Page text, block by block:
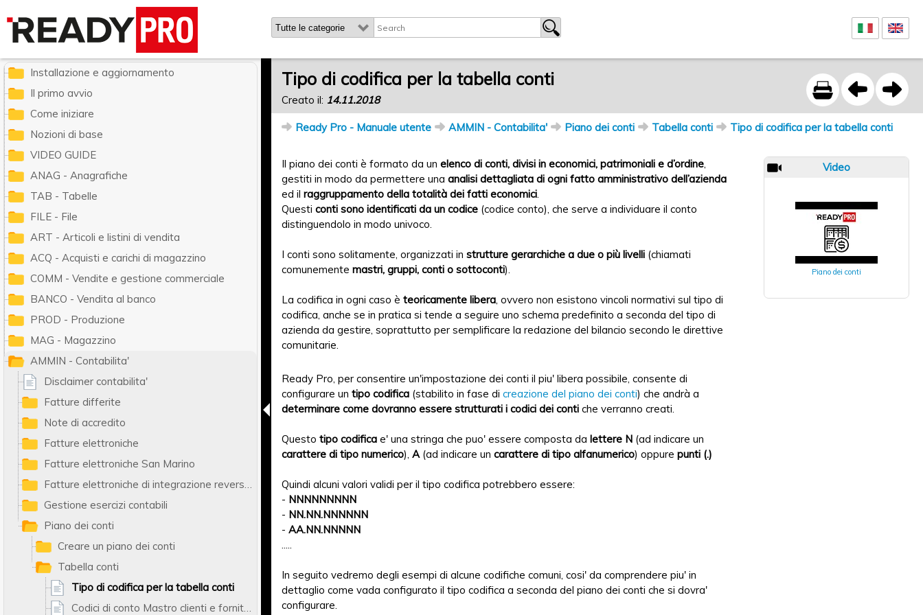
Tipo di codifica per la tabella conti
Creato il: 14.11.2018
Ready Pro - Manuale utente AMMIN - Contabilita' Piano dei conti Tabella conti Tipo di codifica per la tabella conti
Il piano dei conti è formato da un elenco di conti, divisi in economici, patrimoniali e d’ordine,
gestiti in modo da permettere una analisi dettagliata di ogni fatto amministrativo dell’azienda
ed il raggruppamento della totalità dei fatti economici.
Questi conti sono identificati da un codice (codice conto), che serve a individuare il conto
distinguendolo in modo univoco.
I conti sono solitamente, organizzati in strutture gerarchiche a due o più livelli (chiamati
comunemente mastri, gruppi, conti o sottoconti).
La codifica in ogni caso è teoricamente libera, ovvero non esistono vincoli normativi sul tipo di
codifica, anche se in pratica si tende a seguire uno schema predefinito a seconda del tipo di
azienda da gestire, soprattutto per semplificare la redazione del bilancio secondo le direttive
comunitarie.
Ready Pro, per consentire un'impostazione dei conti il piu' libera possibile, consente di
configurare un tipo codifica (stabilito in fase di creazione del piano dei conti) che andrà a
determinare come dovranno essere strutturati i codici dei conti che verranno creati.
Questo tipo codifica e' una stringa che puo' essere composta da lettere N (ad indicare un
carattere di tipo numerico), A(ad indicare un carattere di tipo alfanumerico) oppure punti (.)
Quindi alcuni valori validi per il tipo codifica potrebbero essere:
- NNNNNNNNN
- NN.NN.NNNNNN
- AA.NN.NNNNN
.....
In seguito vedremo degli esempi di alcune codifiche comuni, cosi' da comprendere piu' in
dettaglio come vada configurato il tipo codifica a seconda del piano dei conti che si dovra'
configurare.
Video
Piano dei conti
Ready Pro - Manuale utente
Installazione e aggiornamento
Il primo avvio
Come iniziare
Nozioni di base
VIDEO GUIDE
ANAG - Anagrafiche
TAB - Tabelle
FILE - File
ART - Articoli e listini di vendita
ACQ - Acquisti e carichi di magazzino
COMM - Vendite e gestione commerciale
BANCO - Vendita al banco
PROD - Produzione
MAG - Magazzino
AMMIN - Contabilita'
Disclaimer contabilita'
Fatture differite
Note di accredito
Fatture elettroniche
Fatture elettroniche San Marino
Fatture elettroniche di integrazione reverse charge e autofatture
Gestione esercizi contabili
Piano dei conti
Creare un piano dei conti
Tabella conti
Tipo di codifica per la tabella conti
Codici di conto Mastro clienti e fornitori